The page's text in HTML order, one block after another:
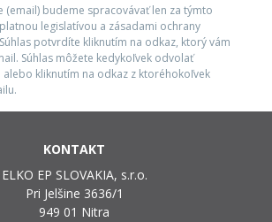
(email) budeme spracovávať len za týmto
legislatívou a zásadami ochrany
potvrdíte kliknutím na odkaz, ktorý vám
Súhlas môžete kedykoľvek odvolať
kliknutím na odkaz z ktoréhokoľvek
KONTAKT
ELKO EP SLOVAKIA, s.r.o.
Pri Jelšine 3636/1
949 01 Nitra